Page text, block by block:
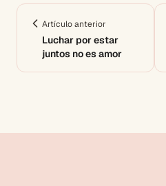
Artículo anterior
Luchar por estar
juntos no es amor